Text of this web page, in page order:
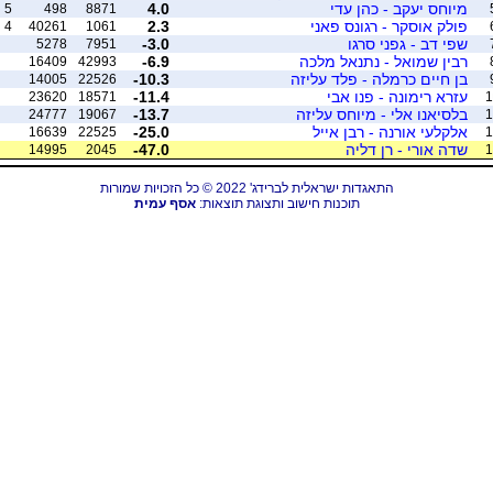
מיוחס יעקב - כהן עדי 4.0
8871
498
5
פולק אוסקר - רגונס פאני 2.3
1061
40261
4
שפי דב - גפני סרגו -3.0
7951
5278
רבין שמואל - נתנאל מלכה -6.9
42993
16409
בן חיים כרמלה - פלד עליזה -10.3
22526
14005
עזרא רימונה - פנו אבי -11.4
18571
23620
בלסיאנו אלי - מיוחס עליזה -13.7
19067
24777
אלקלעי אורנה - רבן אייל -25.0
22525
16639
שדה אורי - רן דליה -47.0
2045
14995
התאגדות ישראלית לברידג' 2022 © כל הזכויות שמורות
תוכנות חישוב ותצוגת תוצאות:אסף עמית